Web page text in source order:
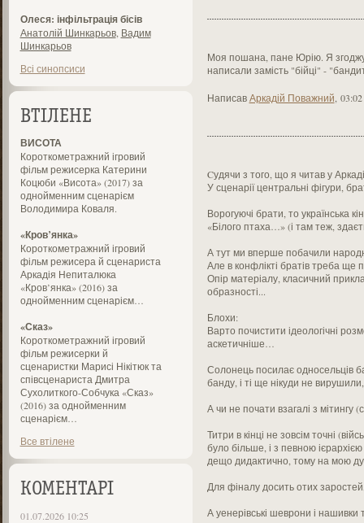
Олеся: інфільтрація бісів
Анатолій Шинкарьов, Вадим
Шинкарьов
Всі синопсиси
ВТІЛЕНЕ
ВИСОТА
Короткометражний ігровий
фільм режисерка Катерини
Коцюби «Висота» (2017) за
однойменним сценарієм
Володимира Коваля.
«Кров’янка»
Короткометражний ігровий
фільм режисера й сценариста
Аркадія Непиталюка
«Кров’янка» (2016) за
однойменним сценарієм…
«Сказ»
Короткометражний ігровий
фільм режисерки й
сценаристки Марисі Нікітюк та
співсценариста Дмитра
Сухолиткого-Собчука «Сказ»
(2016) за однойменним
сценарієм…
Все втілене
КОМЕНТАРІ
01.07.2026 10:25
Моя пошана, пане Юрію. Я
написали замість "бійці" -
НаписавАркадій Поважний
Cудячи з того, що я читав у
У сценарії центральні фігури,
Ворогуючі брати, то українська
«Білого птаха…» (і там теж,
А тут ми вперше побачили
Але в конфлікті братів треба
Опір матеріалу, класичний
образності...
Блохи:
Варто почистити ідеологічні
аскетичніше…
Солонець посилає односельців
банду, і ті ще нікуди не
А чи не почати взагалі з мітингу
Титри в кінці не зовсім точні
було більше, і з певною
дещо дидактично, тому на мою
Для фіналу досить отих
А уенерівські шеврони і